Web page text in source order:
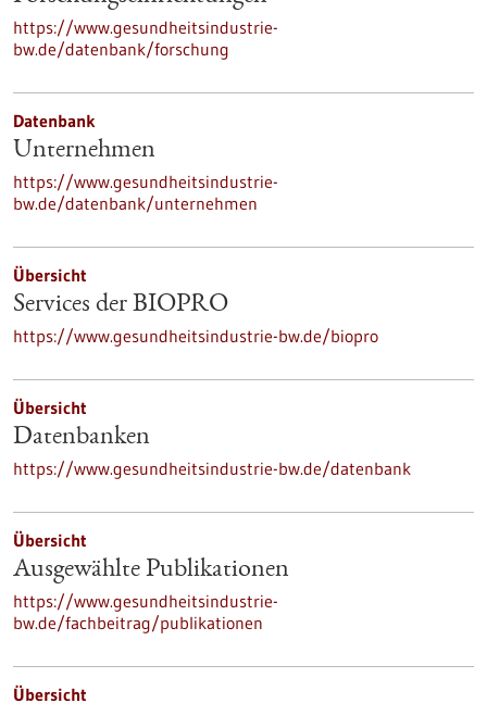
https://www.gesundheitsindustrie-
bw.de/datenbank/forschung
Datenbank
Unternehmen
https://www.gesundheitsindustrie-
bw.de/datenbank/unternehmen
Übersicht
Services der BIOPRO
https://www.gesundheitsindustrie-bw.de/biopro
Übersicht
Datenbanken
https://www.gesundheitsindustrie-bw.de/datenbank
Übersicht
Ausgewählte Publikationen
https://www.gesundheitsindustrie-
bw.de/fachbeitrag/publikationen
Übersicht